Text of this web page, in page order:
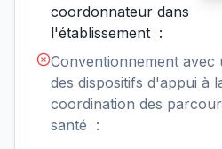
coordonnateur dans
l'établissement :
Conventionnement avec
des dispositifs d'appui à
coordination des
santé :